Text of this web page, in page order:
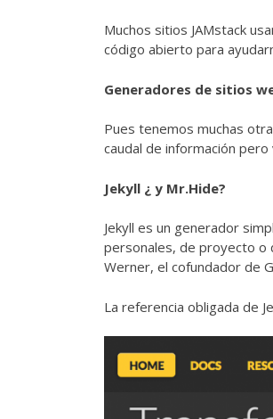
Muchos sitios JAMstack
código abierto para
Generadores de sitios
Pues tenemos muchas
caudal de información pero
Jekyll ¿ y Mr.Hide?
Jekyll es un generador
personales, de proyecto o
Werner, el cofundador de
La referencia obligada de